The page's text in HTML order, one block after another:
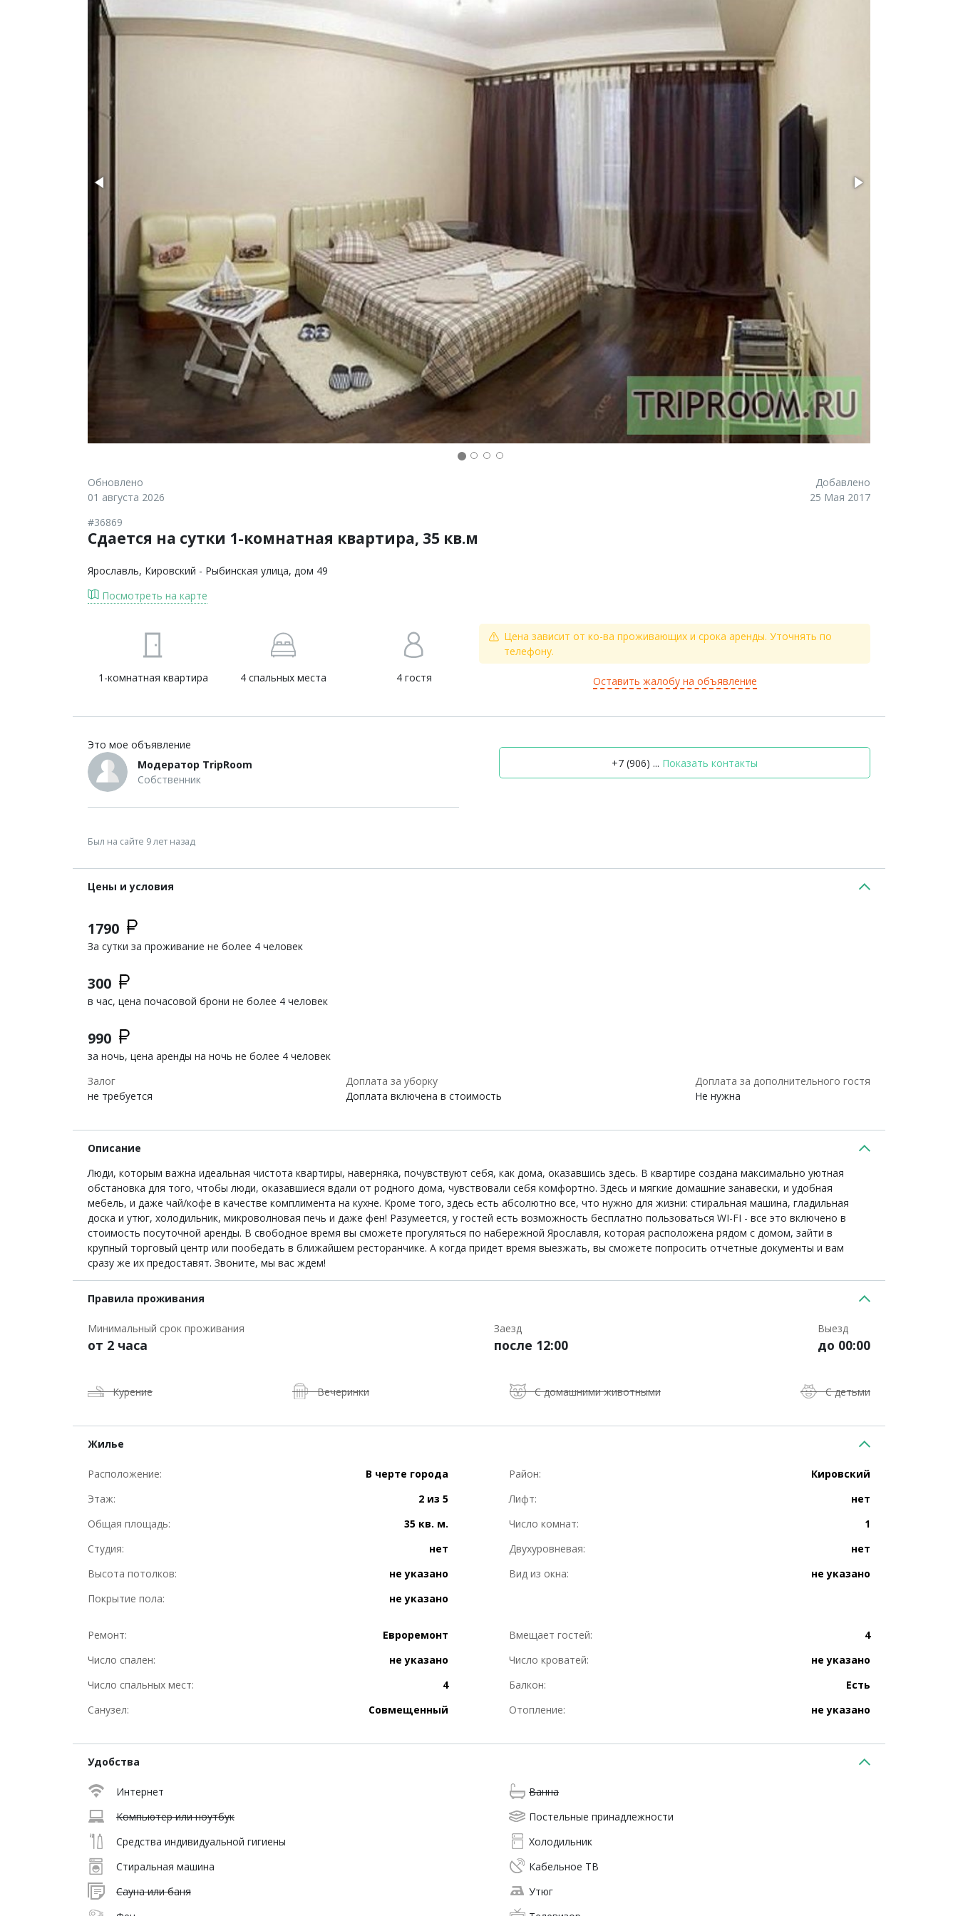
Обновлено
01 августа 2026
Добавлено
25 Мая 2017
Сдается на сутки 1-комнатная квартира, 35 кв.м
#36869
Ярославль, Кировский - Рыбинская улица, дом 49
Посмотреть на карте
1-комнатная квартира 4 спальных места 4 гостя
Цена зависит от ко-ва проживающих и срока аренды. Уточнять по
телефону.
Оставить жалобу на объявление
Модератор TripRoom
Собственник
Был на сайте 9 лет назад
Это мое объявление
+7 (906) ... Показать контакты
Цены и условия
1790
За сутки за проживание не более 4 человек
300
в час, цена почасовой брони не более 4 человек
990
за ночь, цена аренды на ночь не более 4 человек
Залог
не требуется
Доплата за уборку
Доплата включена в стоимость
Доплата за дополнительного гостя
Не нужна
Описание
Люди, которым важна идеальная чистота квартиры, наверняка, почувствуют себя, как дома, оказавшись здесь. В квартире создана максимально уютная
обстановка для того, чтобы люди, оказавшиеся вдали от родного дома, чувствовали себя комфортно. Здесь и мягкие домашние занавески, и удобная
мебель, и даже чай/кофе в качестве комплимента на кухне. Кроме того, здесь есть абсолютно все, что нужно для жизни: стиральная машина, гладильная
доска и утюг, холодильник, микроволновая печь и даже фен! Разумеется, у гостей есть возможность бесплатно пользоваться WI-FI - все это включено в
стоимость посуточной аренды. В свободное время вы сможете прогуляться по набережной Ярославля, которая расположена рядом с домом, зайти в
крупный торговый центр или пообедать в ближайшем ресторанчике. А когда придет время выезжать, вы сможете попросить отчетные документы и вам
сразу же их предоставят. Звоните, мы вас ждем!
Правила проживания
Минимальный срок проживания
от 2 часа
Заезд
после 12:00
Выезд
до 00:00
Курение Вечеринки С домашними животными С детьми
Жилье
Расположение: В черте города Район:
Кировский
Этаж:
2 из 5 Лифт:
нет
Общая площадь:
35 кв. м. Число комнат:
1
Студия:
нет Двухуровневая:
нет
Высота потолков:
не указано Вид из окна:
не указано
Покрытие пола:
не указано
Ремонт: Евроремонт Вмещает гостей:
4
Число спален:
не указано Число кроватей:
не указано
Число спальных мест:
4 Балкон:
Есть
Санузел:
Совмещенный Отопление: не указано
Удобства
Интернет
Ванна
Компьютер или ноутбук
Постельные принадлежности
Средства индивидуальной гигиены
Холодильник
Стиральная машина
Кабельное ТВ
Сауна или баня
Утюг